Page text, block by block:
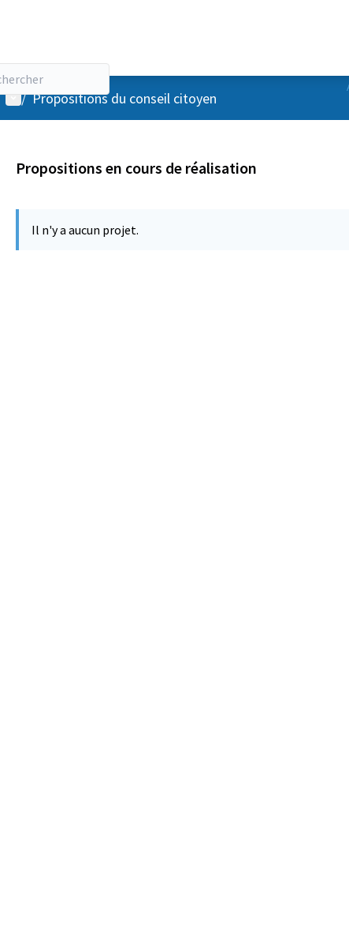
Menu utilisateur
/ Propositions du conseil citoyen
Propositions en cours de réalisation
Il n'y a aucun projet.